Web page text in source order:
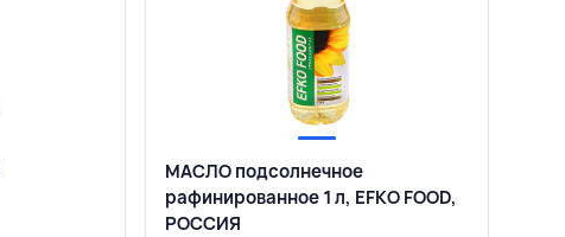
МАСЛО подсолнечное
рафинированное 1 л, EFKO FOOD,
РОССИЯ